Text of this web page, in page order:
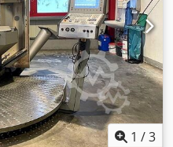
Aufspannfläche: 600 x
mm Tischbelastung
kg Anzahl T-Nuten: 8 / 1 T-
Nuten-Abstand: 63 mm
5 (3+2)
Schwenkfräskopf (B-Achse)
(C-Achse)
1 /3